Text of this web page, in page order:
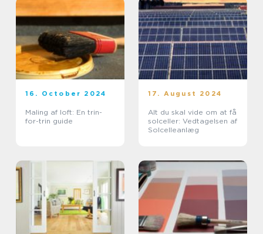
16. October 2024
Maling af loft: En trin-
for-trin guide
17. August 2024
Alt du skal vide om at få
solceller: Vedtagelsen af
Solcelleanlæg